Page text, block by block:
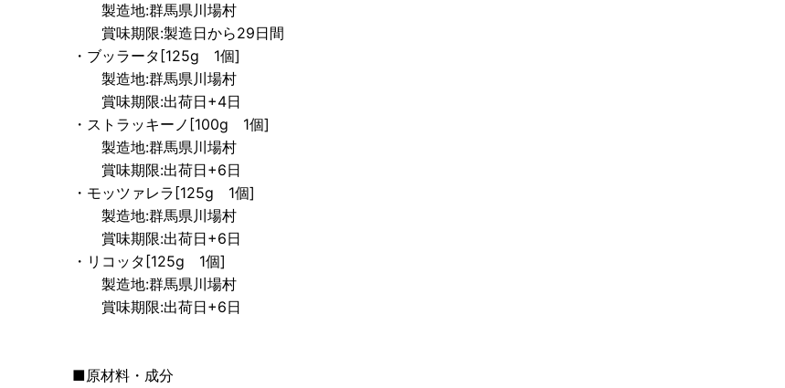
製造地:群馬県川場村
賞味期限:製造日から29日間
・ブッラータ[125g 1個]
製造地:群馬県川場村
賞味期限:出荷日+4日
・ストラッキーノ[100g 1個]
製造地:群馬県川場村
賞味期限:出荷日+6日
・モッツァレラ[125g 1個]
製造地:群馬県川場村
賞味期限:出荷日+6日
・リコッタ[125g 1個]
製造地:群馬県川場村
賞味期限:出荷日+6日
■原材料・成分